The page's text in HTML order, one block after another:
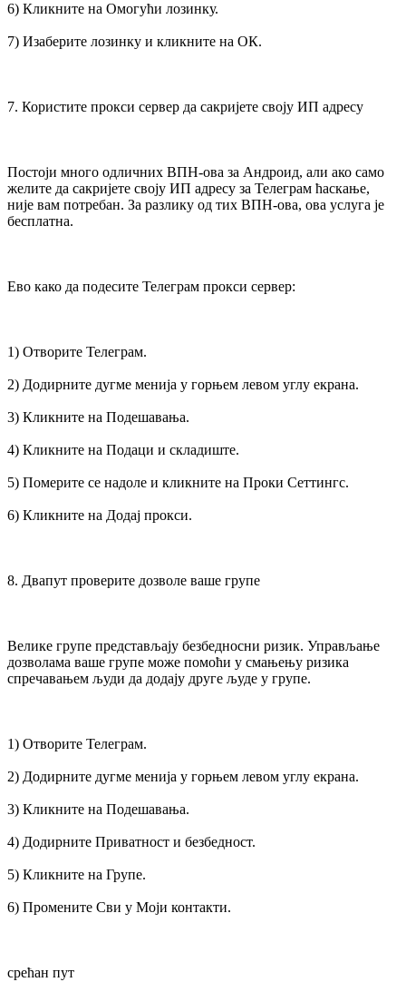
6) Кликните на Омогући лозинку.
7) Изаберите лозинку и кликните на ОК.
7. Користите прокси сервер да сакријете своју ИП адресу
Постоји много одличних ВПН-ова за Андроид, али ако само
желите да сакријете своју ИП адресу за Телеграм ћаскање,
није вам потребан. За разлику од тих ВПН-ова, ова услуга је
бесплатна.
Ево како да подесите Телеграм прокси сервер:
1) Отворите Телеграм.
2) Додирните дугме менија у горњем левом углу екрана.
3) Кликните на Подешавања.
4) Кликните на Подаци и складиште.
5) Померите се надоле и кликните на Проки Сеттингс.
6) Кликните на Додај прокси.
8. Двапут проверите дозволе ваше групе
Велике групе представљају безбедносни ризик. Управљање
дозволама ваше групе може помоћи у смањењу ризика
спречавањем људи да додају друге људе у групе.
1) Отворите Телеграм.
2) Додирните дугме менија у горњем левом углу екрана.
3) Кликните на Подешавања.
4) Додирните Приватност и безбедност.
5) Кликните на Групе.
6) Промените Сви у Моји контакти.
срећан пут